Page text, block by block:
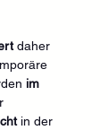
daher
im
in der